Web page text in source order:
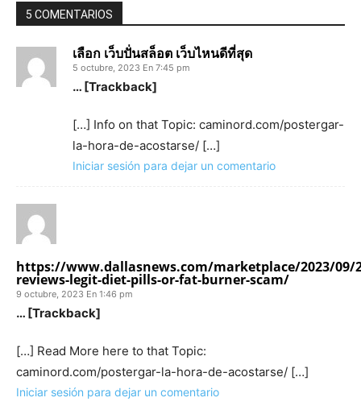
5 COMENTARIOS
เลือก เว็บปั่นสล็อต เว็บไหนดีที่สุด
5 octubre, 2023 En 7:45 pm
… [Trackback]
[…] Info on that Topic: caminord.com/postergar-
la-hora-de-acostarse/ […]
Iniciar sesión para dejar un comentario
https://www.dallasnews.com/marketplace/2023/09/
reviews-legit-diet-pills-or-fat-burner-scam/
9 octubre, 2023 En 1:46 pm
… [Trackback]
[…] Read More here to that Topic:
caminord.com/postergar-la-hora-de-acostarse/ […]
Iniciar sesión para dejar un comentario